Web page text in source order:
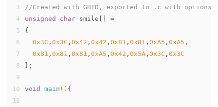
3
4
5
6
7
8
9
10
11
//Created with GBTD, exported to .c with
unsigned
char smile[] =
{
0x3C , 0x3C , 0x42 , 0x42 , 0x81 , 0x81 , 0xA5 , 0xA5 ,
0x81 , 0x81 , 0x81 , 0xA5 , 0x42 , 0x5A , 0x3C , 0x3C
};
void main () {